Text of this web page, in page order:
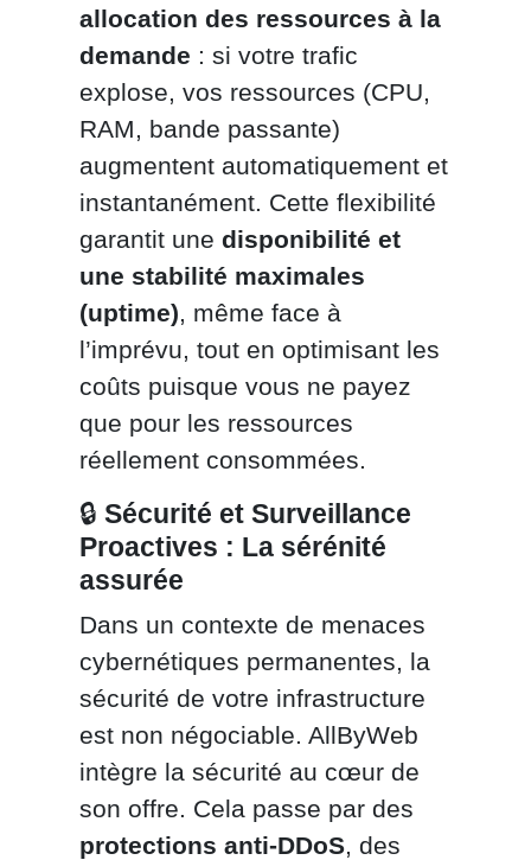
allocation des ressources à la
demande : si votre trafic
explose, vos ressources (CPU,
RAM, bande passante)
augmentent automatiquement et
instantanément. Cette flexibilité
garantit unedisponibilité et
une stabilité maximales
(uptime) , même face à
l’imprévu, tout en optimisant les
coûts puisque vous ne payez
que pour les ressources
réellement consommées.
🔒Sécurité et Surveillance
Proactives : La sérénité
assurée
Dans un contexte de menaces
cybernétiques permanentes, la
sécurité de votre infrastructure
est non négociable. AllByWeb
intègre la sécurité au cœur de
son offre. Cela passe par des
protections anti-DDoS , des